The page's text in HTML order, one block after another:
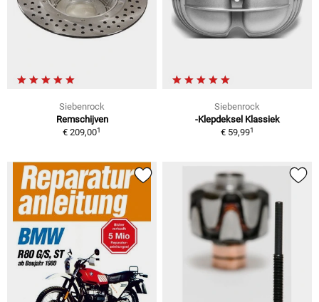
Siebenrock
Remschijven
€ 209,001
Siebenrock
-Klepdeksel Klassiek
€ 59,991